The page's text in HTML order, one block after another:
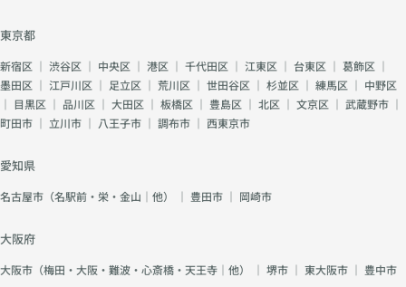
東京都
新宿区 ｜ 渋谷区 ｜ 中央区 ｜ 港区 ｜ 千代田区 ｜ 江東区 ｜ 台東区 ｜ 葛飾区 ｜
墨田区 ｜ 江戸川区 ｜ 足立区 ｜ 荒川区 ｜ 世田谷区 ｜ 杉並区 ｜ 練馬区 ｜ 中野区
｜ 目黒区 ｜ 品川区 ｜ 大田区 ｜ 板橋区 ｜ 豊島区 ｜ 北区 ｜ 文京区 ｜ 武蔵野市 ｜
町田市 ｜ 立川市 ｜ 八王子市 ｜ 調布市 ｜ 西東京市
愛知県
名古屋市（名駅前・栄・金山｜他） ｜ 豊田市 ｜ 岡崎市
大阪府
大阪市（梅田・大阪・難波・心斎橋・天王寺｜他） ｜ 堺市 ｜ 東大阪市 ｜ 豊中市